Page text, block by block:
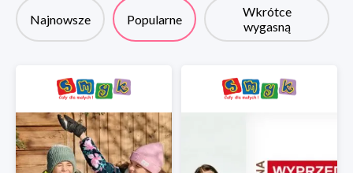
Najnowsze Popularne
Wkrótce
wygasną